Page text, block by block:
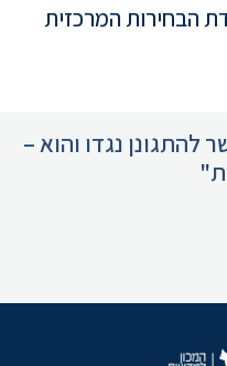
הבחירות המרכזית
נגדו והוא –